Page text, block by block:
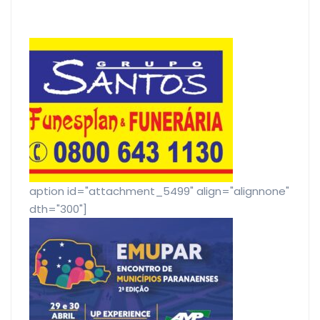
[caption id="attachment_5499" align="alignnone"
width="300"]